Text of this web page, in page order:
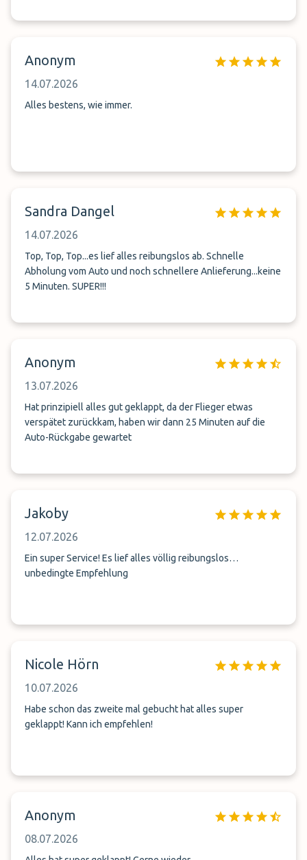
Anonym
14.07.2026
Alles bestens, wie immer.
Sandra Dangel
14.07.2026
Top, Top, Top...es lief alles reibungslos ab. Schnelle
Abholung vom Auto und noch schnellere Anlieferung...keine
5 Minuten. SUPER!!!
Anonym
13.07.2026
Hat prinzipiell alles gut geklappt, da der Flieger etwas
verspätet zurückkam, haben wir dann 25 Minuten auf die
Auto-Rückgabe gewartet
Jakoby
12.07.2026
Ein super Service! Es lief alles völlig reibungslos…
unbedingte Empfehlung
Nicole Hörn
10.07.2026
Habe schon das zweite mal gebucht hat alles super
geklappt! Kann ich empfehlen!
Anonym
08.07.2026